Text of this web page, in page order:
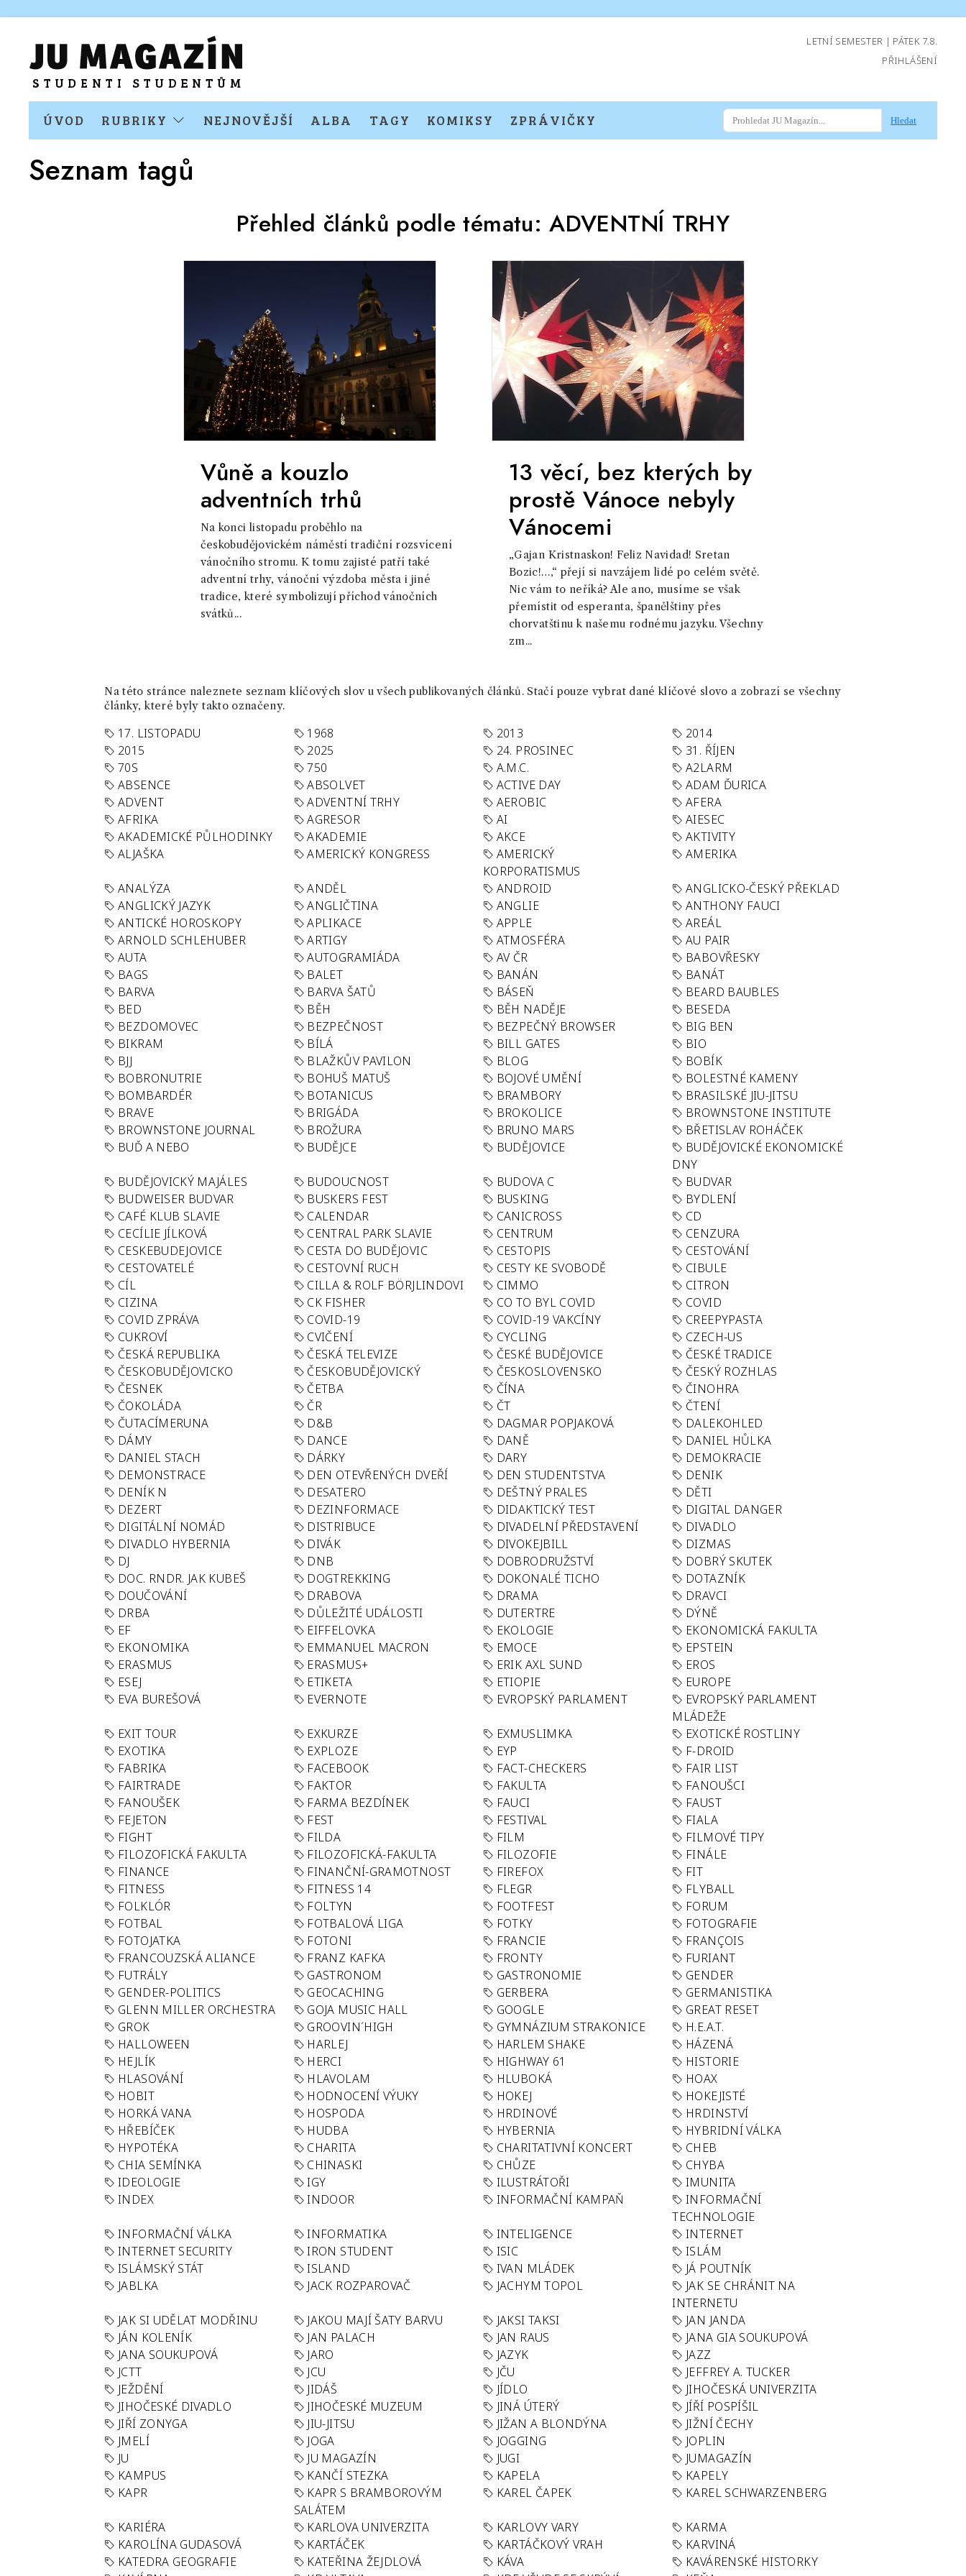
LETNÍ SEMESTER | PÁTEK 7.8.
PŘIHLÁŠENÍ
ÚVOD RUBRIKY NEJNOVĚJŠÍ ALBA TAGY KOMIKSY ZPRÁVIČKY Hledat
Seznam tagů
Přehled článků podle tématu:ADVENTNÍ TRHY
Vůně a kouzlo
adventních trhů
Na konci listopadu proběhlo na
českobudějovickém náměstí tradiční rozsvícení
vánočního stromu. K tomu zajisté patří také
adventní trhy, vánoční výzdoba města i jiné
tradice, které symbolizují příchod vánočních
svátků...
13 věcí, bez kterých by
prostě Vánoce nebyly
Vánocemi
„Gajan Kristnaskon! Feliz Navidad! Sretan
Bozic!…,“ přejí si navzájem lidé po celém světě.
Nic vám to neříká? Ale ano, musíme se však
přemístit od esperanta, španělštiny přes
chorvatštinu k našemu rodnému jazyku. Všechny
zm...
Na této stránce naleznete seznam klíčových slov u všech publikovaných článků. Stačí pouze vybrat dané klíčové slovo a zobrazí se všechny
články, které byly takto označeny.
17. LISTOPADU 1968 2013
2014
2015
2025 24. PROSINEC
31. ŘÍJEN
70S
750 A.M.C.
A2LARM
ABSENCE
ABSOLVET ACTIVE DAY
ADAM ĎURICA
ADVENT
ADVENTNÍ TRHY AEROBIC
AFERA
AFRIKA
AGRESOR AI
AIESEC
AKADEMICKÉ PŮLHODINKY
AKADEMIE AKCE
AKTIVITY
ALJAŠKA
AMERICKÝ KONGRESS
AMERICKÝ
KORPORATISMUS
AMERIKA
ANALÝZA ANDĚL ANDROID
ANGLICKO-ČESKÝ PŘEKLAD
ANGLICKÝ JAZYK
ANGLIČTINA ANGLIE
ANTHONY FAUCI
ANTICKÉ HOROSKOPY
APLIKACE APPLE
AREÁL
ARNOLD SCHLEHUBER
ARTIGY ATMOSFÉRA
AU PAIR
AUTA
AUTOGRAMIÁDA AV ČR
BABOVŘESKY
BAGS
BALET BANÁN
BANÁT
BARVA
BARVA ŠATŮ BÁSEŇ
BEARD BAUBLES
BED
BĚH BĚH NADĚJE
BESEDA
BEZDOMOVEC
BEZPEČNOST BEZPEČNÝ BROWSER
BIG BEN
BIKRAM
BÍLÁ BILL GATES
BIO
BJJ
BLAŽKŮV PAVILON BLOG
BOBÍK
BOBRONUTRIE
BOHUŠ MATUŠ BOJOVÉ UMĚNÍ
BOLESTNÉ KAMENY
BOMBARDÉR
BOTANICUS BRAMBORY
BRASILSKÉ JIU-JITSU
BRAVE
BRIGÁDA BROKOLICE
BROWNSTONE INSTITUTE
BROWNSTONE JOURNAL
BROŽURA BRUNO MARS
BŘETISLAV ROHÁČEK
BUĎ A NEBO
BUDĚJCE BUDĚJOVICE
BUDĚJOVICKÉ EKONOMICKÉ
DNY
BUDĚJOVICKÝ MAJÁLES
BUDOUCNOST BUDOVA C
BUDVAR
BUDWEISER BUDVAR
BUSKERS FEST BUSKING
BYDLENÍ
CAFÉ KLUB SLAVIE
CALENDAR CANICROSS
CD
CECÍLIE JÍLKOVÁ
CENTRAL PARK SLAVIE CENTRUM
CENZURA
CESKEBUDEJOVICE
CESTA DO BUDĚJOVIC CESTOPIS
CESTOVÁNÍ
CESTOVATELÉ
CESTOVNÍ RUCH CESTY KE SVOBODĚ
CIBULE
CÍL
CILLA & ROLF BÖRJLINDOVI CIMMO
CITRON
CIZINA
CK FISHER CO TO BYL COVID
COVID
COVID ZPRÁVA
COVID-19 COVID-19 VAKCÍNY
CREEPYPASTA
CUKROVÍ
CVIČENÍ CYCLING
CZECH-US
ČESKÁ REPUBLIKA
ČESKÁ TELEVIZE ČESKÉ BUDĚJOVICE
ČESKÉ TRADICE
ČESKOBUDĚJOVICKO
ČESKOBUDĚJOVICKÝ ČESKOSLOVENSKO
ČESKÝ ROZHLAS
ČESNEK
ČETBA ČÍNA
ČINOHRA
ČOKOLÁDA
ČR ČT
ČTENÍ
ČUTACÍMERUNA
D&B DAGMAR POPJAKOVÁ
DALEKOHLED
DÁMY
DANCE DANĚ
DANIEL HŮLKA
DANIEL STACH
DÁRKY DARY
DEMOKRACIE
DEMONSTRACE
DEN OTEVŘENÝCH DVEŘÍ DEN STUDENTSTVA
DENIK
DENÍK N
DESATERO DEŠTNÝ PRALES
DĚTI
DEZERT
DEZINFORMACE DIDAKTICKÝ TEST
DIGITAL DANGER
DIGITÁLNÍ NOMÁD
DISTRIBUCE DIVADELNÍ PŘEDSTAVENÍ
DIVADLO
DIVADLO HYBERNIA
DIVÁK DIVOKEJBILL
DIZMAS
DJ
DNB DOBRODRUŽSTVÍ
DOBRÝ SKUTEK
DOC. RNDR. JAK KUBEŠ
DOGTREKKING DOKONALÉ TICHO
DOTAZNÍK
DOUČOVÁNÍ
DRABOVA DRAMA
DRAVCI
DRBA
DŮLEŽITÉ UDÁLOSTI DUTERTRE
DÝNĚ
EF
EIFFELOVKA EKOLOGIE
EKONOMICKÁ FAKULTA
EKONOMIKA
EMMANUEL MACRON EMOCE
EPSTEIN
ERASMUS
ERASMUS+ ERIK AXL SUND
EROS
ESEJ
ETIKETA ETIOPIE
EUROPE
EVA BUREŠOVÁ
EVERNOTE EVROPSKÝ PARLAMENT
EVROPSKÝ PARLAMENT
MLÁDEŽE
EXIT TOUR
EXKURZE EXMUSLIMKA
EXOTICKÉ ROSTLINY
EXOTIKA
EXPLOZE EYP
F-DROID
FABRIKA
FACEBOOK FACT-CHECKERS
FAIR LIST
FAIRTRADE
FAKTOR FAKULTA
FANOUŠCI
FANOUŠEK
FARMA BEZDÍNEK FAUCI
FAUST
FEJETON
FEST FESTIVAL
FIALA
FIGHT
FILDA FILM
FILMOVÉ TIPY
FILOZOFICKÁ FAKULTA
FILOZOFICKÁ-FAKULTA FILOZOFIE
FINÁLE
FINANCE
FINANČNÍ-GRAMOTNOST FIREFOX
FIT
FITNESS
FITNESS 14 FLEGR
FLYBALL
FOLKLÓR
FOLTYN FOOTFEST
FORUM
FOTBAL
FOTBALOVÁ LIGA FOTKY
FOTOGRAFIE
FOTOJATKA
FOTONI FRANCIE
FRANÇOIS
FRANCOUZSKÁ ALIANCE
FRANZ KAFKA FRONTY
FURIANT
FUTRÁLY
GASTRONOM GASTRONOMIE
GENDER
GENDER-POLITICS
GEOCACHING GERBERA
GERMANISTIKA
GLENN MILLER ORCHESTRA
GOJA MUSIC HALL GOOGLE
GREAT RESET
GROK
GROOVIN´HIGH GYMNÁZIUM STRAKONICE
H.E.A.T.
HALLOWEEN
HARLEJ HARLEM SHAKE
HÁZENÁ
HEJLÍK
HERCI HIGHWAY 61
HISTORIE
HLASOVÁNÍ
HLAVOLAM HLUBOKÁ
HOAX
HOBIT
HODNOCENÍ VÝUKY HOKEJ
HOKEJISTÉ
HORKÁ VANA
HOSPODA HRDINOVÉ
HRDINSTVÍ
HŘEBÍČEK
HUDBA HYBERNIA
HYBRIDNÍ VÁLKA
HYPOTÉKA
CHARITA CHARITATIVNÍ KONCERT
CHEB
CHIA SEMÍNKA
CHINASKI CHŮZE
CHYBA
IDEOLOGIE
IGY ILUSTRÁTOŘI
IMUNITA
INDEX
INDOOR INFORMAČNÍ KAMPAŇ
INFORMAČNÍ
TECHNOLOGIE
INFORMAČNÍ VÁLKA
INFORMATIKA INTELIGENCE
INTERNET
INTERNET SECURITY
IRON STUDENT ISIC
ISLÁM
ISLÁMSKÝ STÁT
ISLAND IVAN MLÁDEK
JÁ POUTNÍK
JABLKA
JACK ROZPAROVAČ JACHYM TOPOL
JAK SE CHRÁNIT NA
INTERNETU
JAK SI UDĚLAT MODŘINU
JAKOU MAJÍ ŠATY BARVU JAKSI TAKSI
JAN JANDA
JÁN KOLENÍK
JAN PALACH JAN RAUS
JANA GIA SOUKUPOVÁ
JANA SOUKUPOVÁ
JARO JAZYK
JAZZ
JCTT
JCU JČU
JEFFREY A. TUCKER
JEŽDĚNÍ
JIDÁŠ JÍDLO
JIHOČESKÁ UNIVERZITA
JIHOČESKÉ DIVADLO
JIHOČESKÉ MUZEUM JINÁ ÚTERÝ
JÍŘÍ POSPÍŠIL
JIŘÍ ZONYGA
JIU-JITSU JIŽAN A BLONDÝNA
JIŽNÍ ČECHY
JMELÍ
JOGA JOGGING
JOPLIN
JU
JU MAGAZÍN JUGI
JUMAGAZÍN
KAMPUS
KANČÍ STEZKA KAPELA
KAPELY
KAPR
KAPR S BRAMBOROVÝM
SALÁTEM
KAREL ČAPEK KAREL SCHWARZENBERG
KARIÉRA KARLOVA UNIVERZITA KARLOVY VARY
KARMA
KAROLÍNA GUDASOVÁ
KARTÁČEK KARTÁČKOVÝ VRAH
KARVINÁ
KATEDRA GEOGRAFIE
KATEŘINA ŽEJDLOVÁ KÁVA
KAVÁRENSKÉ HISTORKY